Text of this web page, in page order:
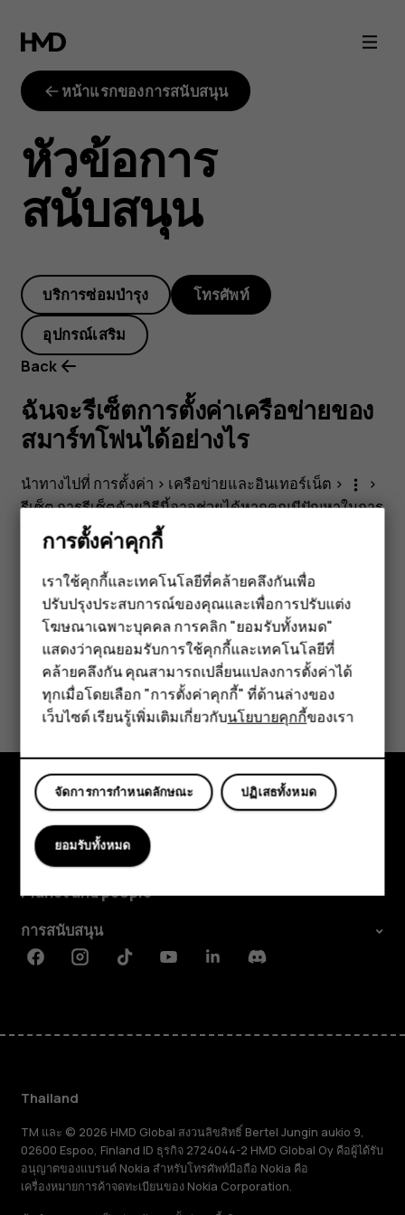
ฉัน
จะ
รีเซ็ต
การ
ตั้ง
ค่า
เครือ
ข่าย
ของ
สมา
ร์ท
โฟน
ได้
อย่างไร
สมาร์ทโฟน
ฟีเจอร์โฟน
อุปกรณ์เสริม
แท็บเล็ต
หน้าแรกของการสนับสนุน
หัวข้อการ
สนับสนุน
บริการซ่อมบำรุง โทรศัพท์
อุปกรณ์เสริม
Back
ฉันจะรีเซ็ตการตั้งค่าเครือข่ายของ
สมาร์ทโฟนได้อย่างไร
นำทางไปที่ การตั้งค่า > เครือข่ายและอินเทอร์เน็ต > more_vert
>
รีเซ็ตการรีเซ็ตด้วยวิธีนี้อาจช่วยได้หากคุณมีปัญหาในการ
เชื่อมต่อ
ข้อมูลนี้มีประโยชน์กับคุณหรือไม่
ใช่ ไม่
สำรวจ
เกี่ยวกับ
Planet and people
การสนับสนุน
FacebookInstagramTiktokYoutubeLinkedinDiscord
Thailand
TM และ © 2026 HMD Global สงวนลิขสิทธิ์ Bertel Jungin aukio 9,
02600 Espoo, Finland ID ธุรกิจ 2724044-2 HMD Global Oy คือผู้ได้รับ
อนุญาตของแบรนด์ Nokia สำหรับโทรศัพท์มือถือ Nokia คือ
เครื่องหมายการค้าจดทะเบียนของ Nokia Corporation.
การตั้งค่าคุกกี้
เราใช้คุกกี้และเทคโนโลยีที่คล้ายคลึงกันเพื่อ
ปรับปรุงประสบการณ์ของคุณและเพื่อการปรับแต่ง
โฆษณาเฉพาะบุคคล การคลิก "ยอมรับทั้งหมด"
แสดงว่าคุณยอมรับการใช้คุกกี้และเทคโนโลยีที่
คล้ายคลึงกัน คุณสามารถเปลี่ยนแปลงการตั้งค่าได้
ทุกเมื่อโดยเลือก "การตั้งค่าคุกกี้" ที่ด้านล่างของ
เว็บไซต์ เรียนรู้เพิ่มเติมเกี่ยวกับนโยบายคุกกี้ของเรา
ปฏิเสธทั้งหมด
จัดการการกำหนดลักษณะ
ยอมรับทั้งหมด